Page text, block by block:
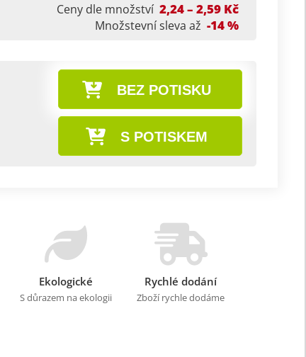
Ceny dle množství 2,24 – 2,59 Kč
Množstevní sleva až -14 %
BEZ POTISKU
S POTISKEM
Ekologické
S důrazem na ekologii
Rychlé dodání
Zboží rychle dodáme